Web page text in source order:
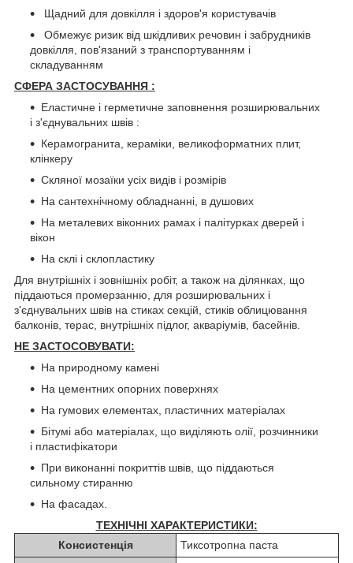
Щадний для довкілля і здоров'я користувачів
Обмежує ризик від шкідливих речовин і забрудників
довкілля, пов'язаний з транспортуванням і
складуванням
СФЕРА ЗАСТОСУВАННЯ :
Еластичне і герметичне заповнення розширювальних
і з'єднувальних швів :
Керамогранита, кераміки, великоформатних плит,
клінкеру
Скляної мозаїки усіх видів і розмірів
На сантехнічному обладнанні, в душових
На металевих віконних рамах і палітурках дверей і
вікон
На склі і склопластику
Для внутрішніх і зовнішніх робіт, а також на ділянках, що
піддаються промерзанню, для розширювальних і
з'єднувальних швів на стиках секцій, стиків облицювання
балконів, терас, внутрішніх підлог, акваріумів, басейнів.
НЕ ЗАСТОСОВУВАТИ:
На природному камені
На цементних опорних поверхнях
На гумових елементах, пластичних матеріалах
Бітумі або матеріалах, що виділяють олії, розчинники
і пластифікатори
При виконанні покриттів швів, що піддаються
сильному стиранню
На фасадах.
ТЕХНІЧНІ ХАРАКТЕРИСТИКИ:
Консистенція
Тиксотропна паста